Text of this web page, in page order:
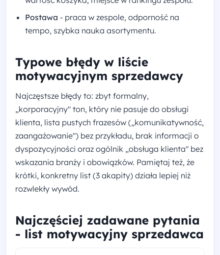
Postawa - praca w zespole, odporność na
tempo, szybka nauka asortymentu.
Typowe błędy w liście
motywacyjnym sprzedawcy
Najczęstsze błędy to: zbyt formalny,
„korporacyjny" ton, który nie pasuje do obsługi
klienta, lista pustych frazesów („komunikatywność,
zaangażowanie") bez przykładu, brak informacji o
dyspozycyjności oraz ogólnik „obsługa klienta" bez
wskazania branży i obowiązków. Pamiętaj też, że
krótki, konkretny list (3 akapity) działa lepiej niż
rozwlekły wywód.
Najczęściej zadawane pytania
- list motywacyjny sprzedawca